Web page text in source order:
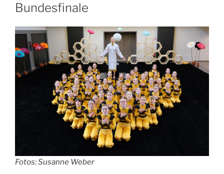
Bundesfinale
Fotos: Susanne Weber